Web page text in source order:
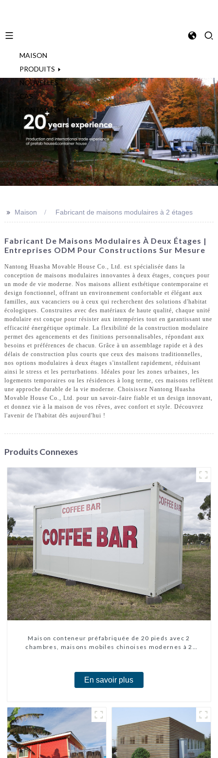
MAISON
PRODUITS
NOUVELLES
CAS
CONTACTS
>> Maison Fabricant de maisons modulaires à 2 étages
Fabricant De Maisons Modulaires À Deux Étages |
Entreprises ODM Pour Constructions Sur Mesure
Nantong Huasha Movable House Co., Ltd. est spécialisée dans la
conception de maisons modulaires innovantes à deux étages, conçues pour
un mode de vie moderne. Nos maisons allient esthétique contemporaine et
design fonctionnel, offrant un environnement confortable et élégant aux
familles, aux vacanciers ou à ceux qui recherchent des solutions d'habitat
écologiques. Construites avec des matériaux de haute qualité, chaque unité
modulaire est conçue pour résister aux intempéries tout en garantissant une
efficacité énergétique optimale. La flexibilité de la construction modulaire
permet des agencements et des finitions personnalisables, répondant aux
besoins et préférences de chacun. Grâce à un assemblage rapide et à des
délais de construction plus courts que ceux des maisons traditionnelles,
nos options modulaires à deux étages s'installent rapidement, réduisant
ainsi le stress et les perturbations. Idéales pour les zones urbaines, les
logements temporaires ou les résidences à long terme, ces maisons reflètent
une approche durable de la vie moderne. Choisissez Nantong Huasha
Movable House Co., Ltd. pour un savoir-faire fiable et un design innovant,
et donnez vie à la maison de vos rêves, avec confort et style. Découvrez
l'avenir de l'habitat dès aujourd'hui !
Produits Connexes
Maison conteneur préfabriquée de 20 pieds avec 2
chambres, maisons mobiles chinoises modernes à 2
En savoir plus